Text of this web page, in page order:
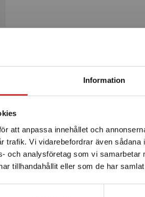
Information
att anpassa innehållet och
trafik. Vi vidarebefordrar även
och analysföretag som vi
tillhandahållit eller som de har
Begränsad fraktregion
verkar som att du besöker
utanför Sverige. Vi erbjuder inte
För att kunna slutföra ett köp
vara i Sverige.Läs mer
Produkter